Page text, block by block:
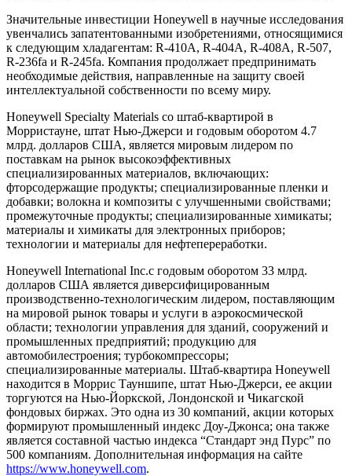
Значительные инвестиции Honeywell в научные исследования
увенчались запатентованными изобретениями, относящимися
к следующим хладагентам: R-410A, R-404A, R-408A, R-507,
R-236fa и R-245fa. Компания продолжает предпринимать
необходимые действия, направленные на защиту своей
интеллектуальной собственности по всему миру.
Honeywell Specialty Materials со штаб-квартирой в
Морристауне, штат Нью-Джерси и годовым оборотом 4.7
млрд. долларов США, является мировым лидером по
поставкам на рынок высокоэффективных
специализированных материалов, включающих:
фторсодержащие продукты; специализированные пленки и
добавки; волокна и композиты с улучшенными свойствами;
промежуточные продукты; специализированные химикаты;
материалы и химикаты для электронных приборов;
технологии и материалы для нефтепереработки.
Honeywell International Inc.с годовым оборотом 33 млрд.
долларов США является диверсифицированным
производственно-технологическим лидером, поставляющим
на мировой рынок товары и услуги в аэрокосмической
области; технологии управления для зданий, сооружений и
промышленных предприятий; продукцию для
автомобилестроения; турбокомпрессоры;
специализированные материалы. Штаб-квартира Honeywell
находится в Моррис Тауншипе, штат Нью-Джерси, ее акции
торгуются на Нью-Йоркской, Лондонской и Чикагской
фондовых биржах. Это одна из 30 компаний, акции которых
формируют промышленный индекс Доу-Джонса; она также
является составной частью индекса “Стандарт энд Пурс” по
500 компаниям. Дополнительная информация на сайте
https://www.honeywell.com.